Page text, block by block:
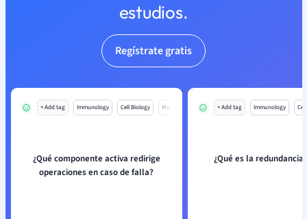
estudios.
Regístrate gratis
+ Add tag Immunology Cell Biology Mo
¿Qué componente activa redirige
operaciones en caso de falla?
+ Add tag Immunology
¿Qué es la redundancia